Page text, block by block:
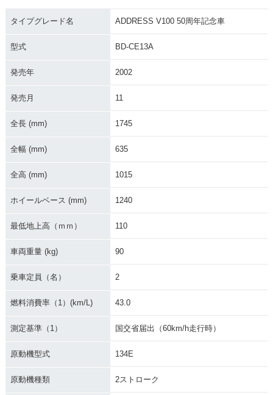
V100
V100
V100 Summer Vers
2000年 ADDRESS
デル
1999年 ADDRESS
V100
V100
タイプグレード名 ADDRESS V100 50周年記念車
型式 BD-CE13A
発売年 2002
発売月 11
全長 (mm) 1745
全幅 (mm) 635
全高 (mm) 1015
ホイールベース (mm) 1240
最低地上高（ｍｍ） 110
車両重量 (kg) 90
乗車定員（名） 2
燃料消費率（1）(km/L) 43.0
測定基準（1） 国交省届出（60km/h走行時）
原動機型式 134E
原動機種類 2ストローク